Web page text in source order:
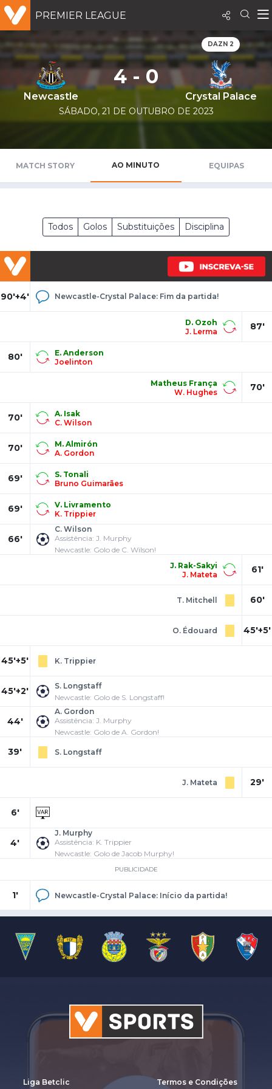
PREMIER LEAGUE
DAZN 2
Newcastle
4 - 0
Crystal Palace
SÁBADO, 21 DE OUTUBRO DE 2023
MATCH STORY AO MINUTO EQUIPAS
Todos Golos Substituições Disciplina
90'+4' Newcastle-Crystal Palace: Fim da partida!
87'
D. Ozoh
J. Lerma
80'
E. Anderson
Joelinton
70'
Matheus França
W. Hughes
70'
A. Isak
C. Wilson
70'
M. Almirón
A. Gordon
69'
S. Tonali
Bruno Guimarães
69'
V. Livramento
K. Trippier
66'
C. Wilson
Assistência: J. Murphy
Newcastle: Golo de C. Wilson!
61'
J. Rak-Sakyi
J. Mateta
60'
T. Mitchell
45'+5'
O. Édouard
45'+5' K. Trippier
45'+2'
S. Longstaff
Newcastle: Golo de S. Longstaff!
44'
A. Gordon
Assistência: J. Murphy
Newcastle: Golo de A. Gordon!
39' S. Longstaff
29'
J. Mateta
6'
4'
J. Murphy
Assistência: K. Trippier
Newcastle: Golo de Jacob Murphy!
PUBLICIDADE
1' Newcastle-Crystal Palace: Início da partida!
Liga Betclic Termos e Condições